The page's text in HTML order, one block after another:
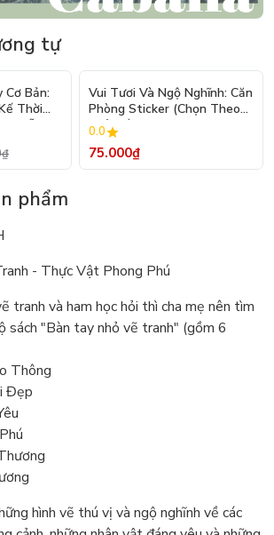
tự
- 10%
Bản:
Thời
Mẫu
Size
Vui Tươi Và Ngộ Nghĩnh: Căn
Phòng Sticker (Chọn Theo
Chủ Đề) - Hơn 250 Sticker
0.0
75.000₫
phẩm
- Thực Vật Phong Phú
tranh và ham học hỏi thì cha mẹ nên tìm
sách "Bàn tay nhỏ vẽ tranh" (gồm 6
Thông
Đẹp
hình vẽ thú vị và ngộ nghĩnh về các